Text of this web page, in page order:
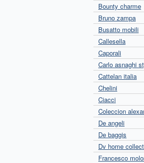
Bounty charme
Bruno zampa
Busatto mobili
Callesella
Caporali
Carlo asnaghi
Cattelan italia
Chelini
Ciacci
Coleccion
De angeli
De baggis
Dv home
Francesco